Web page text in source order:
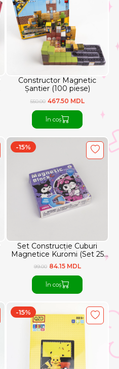
Constructor Magnetic
Șantier (100 piese)
550.00 467.50 MDL
În coș
Set Construcție Cuburi
Magnetice Kuromi (Set 25
bucăți) 10,4x10,4 cm
-15%
99.00 84.15 MDL
În coș
-15%